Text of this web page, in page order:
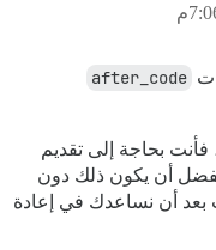
after_code
فأنت بحاجة إلى تقديم
أن يكون ذلك دون
بعد أن نساعدك في إعادة